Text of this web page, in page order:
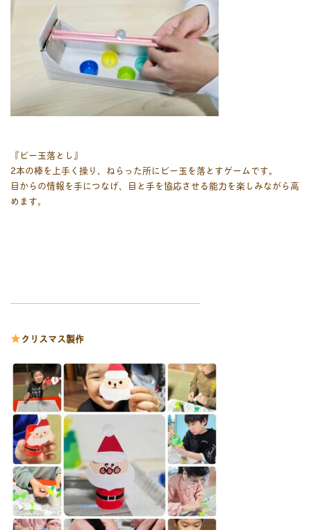
『ビー玉落とし』
2本の棒を上手く操り、ねらった所にビー玉を落とすゲームです。
目からの情報を手につなげ、目と手を協応させる能力を楽しみながら高
めます。
￣￣￣￣￣￣￣￣￣￣￣￣￣￣￣￣￣￣￣￣￣
クリスマス製作